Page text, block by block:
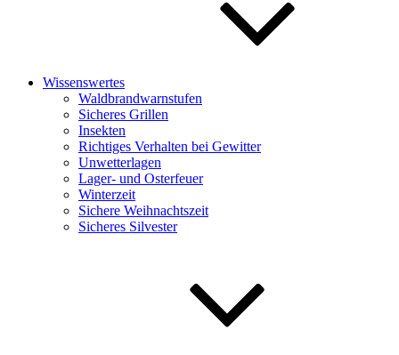
Wissenswertes
Waldbrandwarnstufen
Sicheres Grillen
Insekten
Richtiges Verhalten bei Gewitter
Unwetterlagen
Lager- und Osterfeuer
Winterzeit
Sichere Weihnachtszeit
Sicheres Silvester